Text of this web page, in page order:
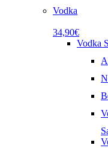
Vodka
34,90€
Vodka